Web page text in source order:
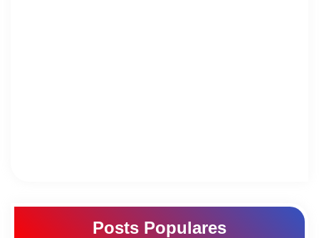
Posts Populares